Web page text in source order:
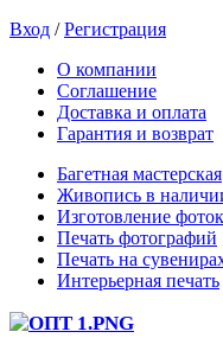
Вход /Регистрация
О компании
Соглашение
Доставка и оплата
Гарантия и возврат
Багетная мастерская
Живопись в
Изготовление
Печать фотографий
Печать на
Интерьерная печать